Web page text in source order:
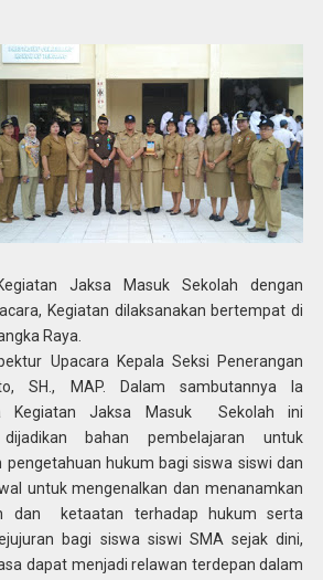
Jaksa Masuk Sekolah dengan
Kegiatan dilaksanakan bertempat di
Raya.
Upacara Kepala Seksi Penerangan
SH., MAP. Dalam sambutannya Ia
Kegiatan Jaksa Masuk Sekolah ini
bahan pembelajaran untuk
hukum bagi siswa siswi dan
untuk mengenalkan dan menanamkan
dan ketaatan terhadap hukum serta
bagi siswa siswi SMA sejak dini,
dapat menjadi relawan terdepan dalam